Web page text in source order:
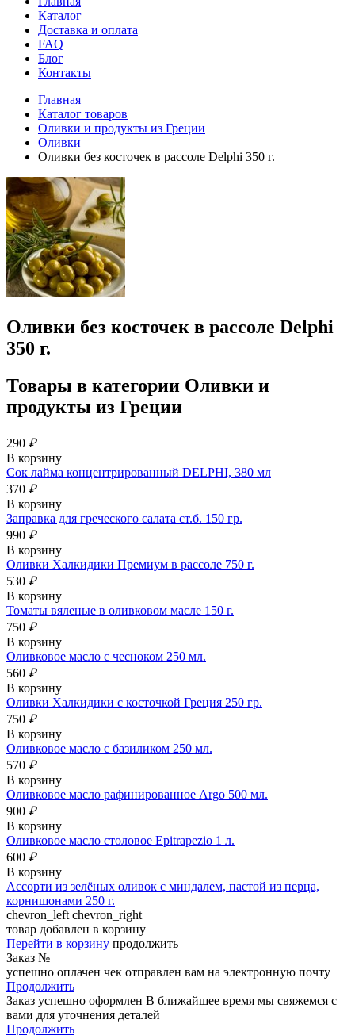
Каталог
Доставка и оплата
FAQ
Блог
Контакты
Главная
Каталог товаров
Оливки и продукты из Греции
Оливки
Оливки без косточек в рассоле Delphi 350 г.
Оливки без косточек в рассоле Delphi
350 г.
Товары в категории Оливки и
продукты из Греции
290 ₽
В корзину
Сок лайма концентрированный DELPHI, 380 мл
370 ₽
В корзину
Заправка для греческого салата ст.б. 150 гр.
990 ₽
В корзину
Оливки Халкидики Премиум в рассоле 750 г.
530 ₽
В корзину
Томаты вяленые в оливковом масле 150 г.
750 ₽
В корзину
Оливковое масло с чесноком 250 мл.
560 ₽
В корзину
Оливки Халкидики с косточкой Греция 250 гр.
750 ₽
В корзину
Оливковое масло с базиликом 250 мл.
570 ₽
В корзину
Оливковое масло рафинированное Argo 500 мл.
900 ₽
В корзину
Оливковое масло столовое Epitrapezio 1 л.
600 ₽
В корзину
Ассорти из зелёных оливок с миндалем, пастой из перца,
корнишонами 250 г.
chevron_left chevron_right
товар добавлен в корзину
Перейти в корзину продолжить
Заказ №
успешно оплачен чек отправлен вам на электронную почту
Продолжить
Заказ успешно оформлен В ближайшее время мы свяжемся с
вами для уточнения деталей
Продолжить